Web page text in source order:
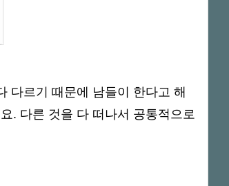
다르기 때문에 남들이 한다고 해
. 다른 것을 다 떠나서 공통적으로